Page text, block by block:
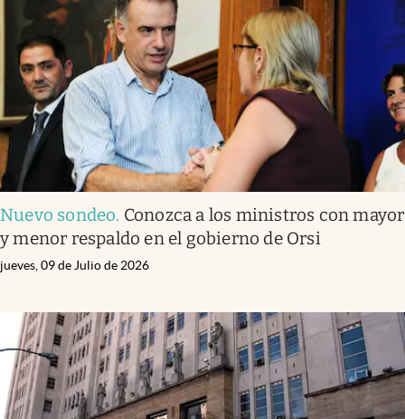
Infotechnology
Clase
Clima
Mundial 2026
Eventos Corporativos
El Cronista Studio
Mediakit
abre en nueva pestaña
Argentina
Nuevo sondeo. Conozca a los ministros con mayor
y menor respaldo en el gobierno de Orsi
jueves, 09 de Julio de 2026